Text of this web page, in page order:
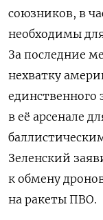
союзников, в
необходимы
За последние
нехватку
в её арсенале
Зеленский
к обмену
на ракеты ПВО.